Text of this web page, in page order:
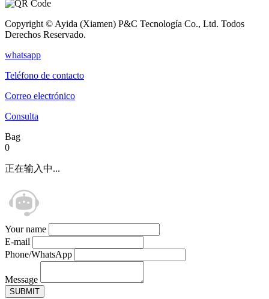
Copyright © Ayida (Xiamen) P&C Tecnología Co., Ltd. Todos
Derechos Reservado.
whatsapp
Teléfono de contacto
Correo electrónico
Consulta
Bag
0
正在输入中...
Your name
E-mail
Phone/WhatsApp
Message
SUBMIT